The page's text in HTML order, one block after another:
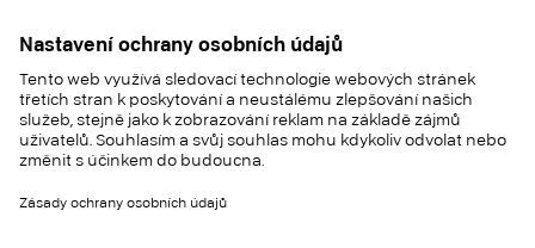
PRODUKTY
APLIKACE
SUSTAINABILITY
MAGAZÍN
SLUŽBY
KONTAKT